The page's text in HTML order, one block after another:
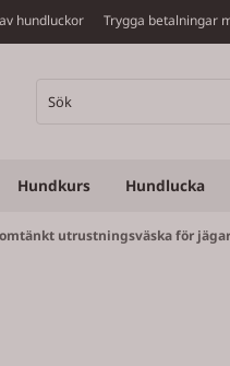
hundluckor Trygga betalningar
Hundkurs Hundlucka
utrustningsväska för